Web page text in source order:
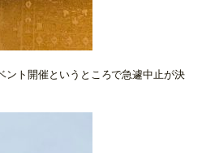
ント開催というところで急遽中止が決